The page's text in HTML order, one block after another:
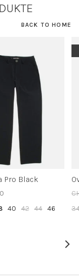
BACK TO HOME
Pro Black
40 42 44 46